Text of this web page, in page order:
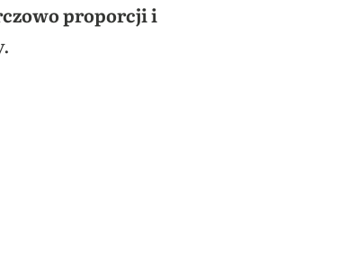
proporcji i